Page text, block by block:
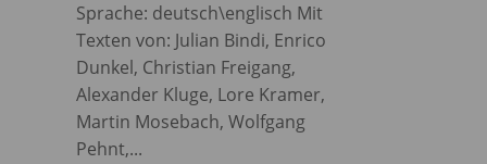
Sprache: deutsch\englisch Mit
Texten von: Julian Bindi, Enrico
Dunkel, Christian Freigang,
Alexander Kluge, Lore Kramer,
Martin Mosebach, Wolfgang
Pehnt,...